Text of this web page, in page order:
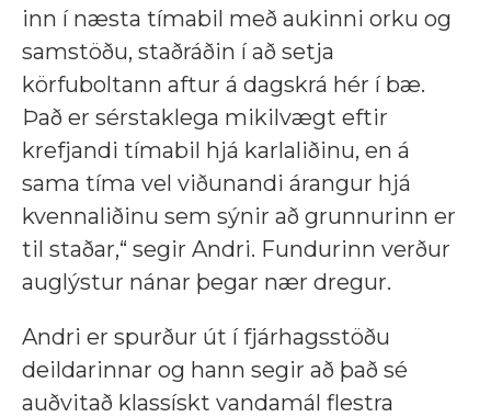
inn í næsta tímabil með aukinni orku og
samstöðu, staðráðin í að setja
körfuboltann aftur á dagskrá hér í bæ.
Það er sérstaklega mikilvægt eftir
krefjandi tímabil hjá karlaliðinu, en á
sama tíma vel viðunandi árangur hjá
kvennaliðinu sem sýnir að grunnurinn er
til staðar,“ segir Andri. Fundurinn verður
auglýstur nánar þegar nær dregur.
Andri er spurður út í fjárhagsstöðu
deildarinnar og hann segir að það sé
auðvitað klassískt vandamál flestra